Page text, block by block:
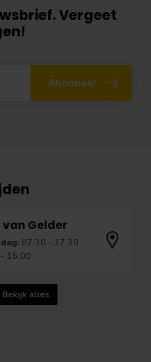
Vergeet
Abonneer
Gelder
07:30 - 17:30
16:00
Bekijk alles